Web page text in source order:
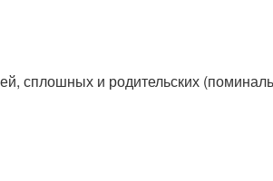
сплошных и родительских